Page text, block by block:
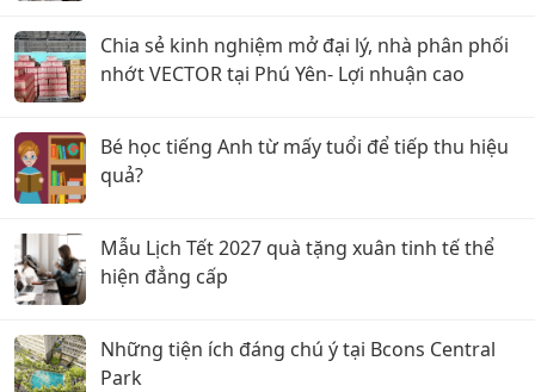
Chia sẻ kinh nghiệm mở đại lý, nhà phân phối
nhớt VECTOR tại Phú Yên- Lợi nhuận cao
Bé học tiếng Anh từ mấy tuổi để tiếp thu hiệu
quả?
Mẫu Lịch Tết 2027 quà tặng xuân tinh tế thể
hiện đẳng cấp
Những tiện ích đáng chú ý tại Bcons Central
Park